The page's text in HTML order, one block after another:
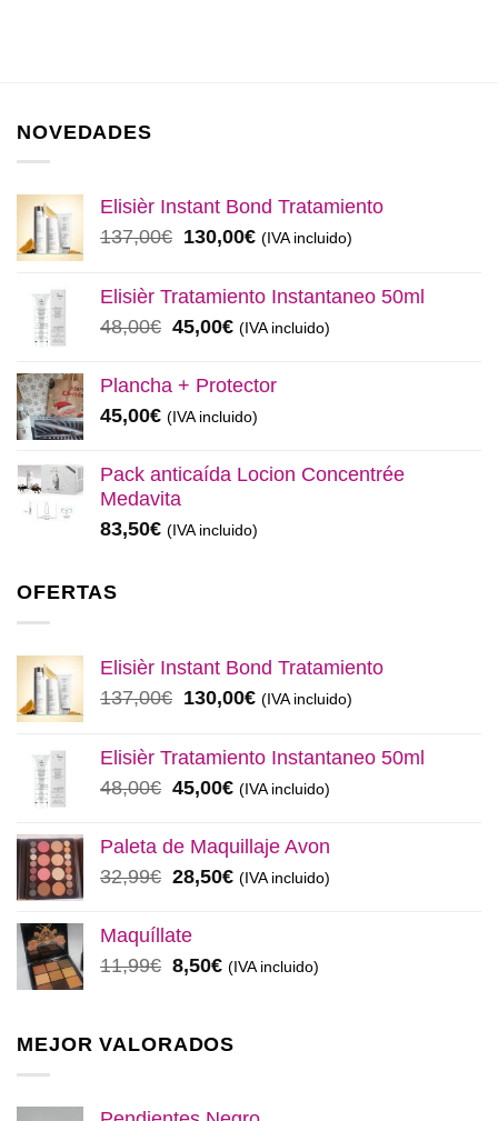
NOVEDADES
Elisièr Instant Bond Tratamiento
137,00€ El
original
137,00€.
130,00€El
actual
130,00€.
(IVA incluido)
Elisièr Tratamiento Instantaneo 50ml
48,00€ El
original
48,00€.
45,00€El
actual
45,00€.
(IVA incluido)
Plancha + Protector
45,00€ (IVA incluido)
Pack anticaída Locion Concentrée
Medavita
83,50€ (IVA incluido)
OFERTAS
Elisièr Instant Bond Tratamiento
137,00€ El
original
137,00€.
130,00€El
actual
130,00€.
(IVA incluido)
Elisièr Tratamiento Instantaneo 50ml
48,00€ El
original
48,00€.
45,00€El
actual
45,00€.
(IVA incluido)
Paleta de Maquillaje Avon
32,99€ El
original
32,99€.
28,50€El
28,50€.
(IVA incluido)
Maquíllate
11,99€ El
era:
8,50€El
es:
(IVA incluido)
MEJOR VALORADOS